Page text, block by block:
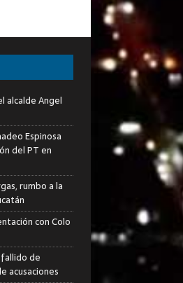
alcalde Angel
Espinosa
del PT en
rumbo a la
con Colo
fallido de
acusaciones